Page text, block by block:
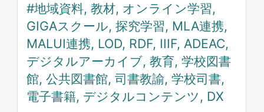
#地域資料, 教材, オンライン学習,
GIGAスクール, 探究学習, MLA連携,
MALUI連携, LOD, RDF, IIIF, ADEAC,
デジタルアーカイブ, 教育, 学校図書
館, 公共図書館, 司書教諭, 学校司書,
電子書籍, デジタルコンテンツ, DX